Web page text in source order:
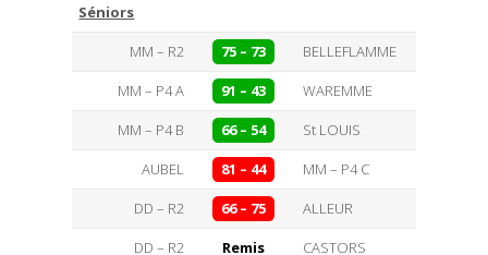
Séniors
MM – R2
75 – 73
BELLEFLAMME
MM – P4 A
91 – 43
WAREMME
MM – P4 B
66 – 54
St LOUIS
AUBEL
81 – 44
MM – P4 C
DD – R2
66 – 75
ALLEUR
DD – R2
Remis CASTORS